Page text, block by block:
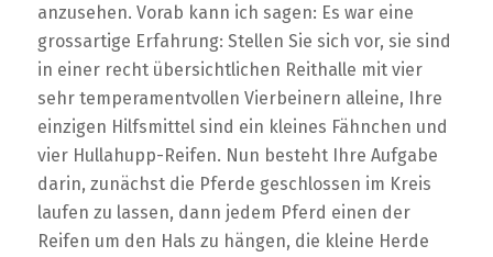
anzusehen. Vorab kann ich sagen: Es war eine
grossartige Erfahrung: Stellen Sie sich vor, sie sind
in einer recht übersichtlichen Reithalle mit vier
sehr temperamentvollen Vierbeinern alleine, Ihre
einzigen Hilfsmittel sind ein kleines Fähnchen und
vier Hullahupp-Reifen. Nun besteht Ihre Aufgabe
darin, zunächst die Pferde geschlossen im Kreis
laufen zu lassen, dann jedem Pferd einen der
Reifen um den Hals zu hängen, die kleine Herde